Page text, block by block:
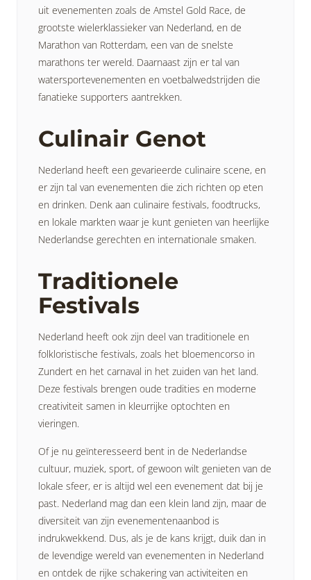
uit evenementen zoals de Amstel Gold Race, de
grootste wielerklassieker van Nederland, en de
Marathon van Rotterdam, een van de snelste
marathons ter wereld. Daarnaast zijn er tal van
watersportevenementen en voetbalwedstrijden die
fanatieke supporters aantrekken.
Culinair Genot
Nederland heeft een gevarieerde culinaire scene, en
er zijn tal van evenementen die zich richten op eten
en drinken. Denk aan culinaire festivals, foodtrucks,
en lokale markten waar je kunt genieten van heerlijke
Nederlandse gerechten en internationale smaken.
Traditionele
Festivals
Nederland heeft ook zijn deel van traditionele en
folkloristische festivals, zoals het bloemencorso in
Zundert en het carnaval in het zuiden van het land.
Deze festivals brengen oude tradities en moderne
creativiteit samen in kleurrijke optochten en
vieringen.
Of je nu geïnteresseerd bent in de Nederlandse
cultuur, muziek, sport, of gewoon wilt genieten van de
lokale sfeer, er is altijd wel een evenement dat bij je
past. Nederland mag dan een klein land zijn, maar de
diversiteit van zijn evenementenaanbod is
indrukwekkend. Dus, als je de kans krijgt, duik dan in
de levendige wereld van evenementen in Nederland
en ontdek de rijke schakering van activiteiten en